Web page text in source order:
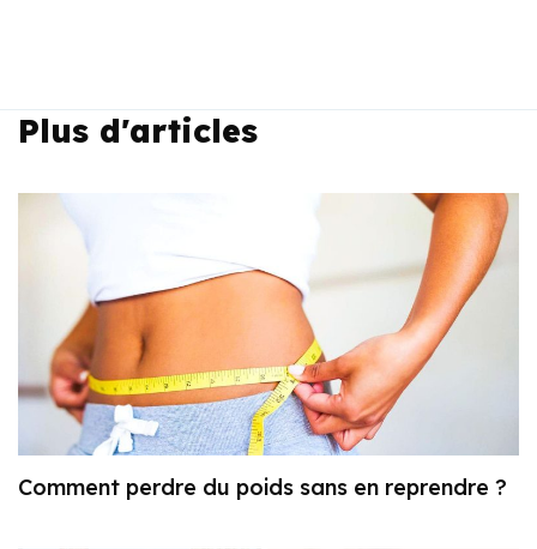
Plus d'articles
Comment perdre du poids sans en reprendre ?